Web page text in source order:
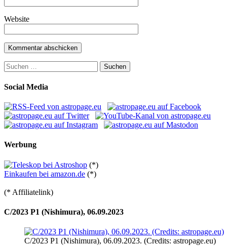
Website
Suchen
nach:
Social Media
Werbung
(*)
Einkaufen bei amazon.de (*)
(* Affiliatelink)
C/2023 P1 (Nishimura), 06.09.2023
C/2023 P1 (Nishimura), 06.09.2023. (Credits: astropage.eu)